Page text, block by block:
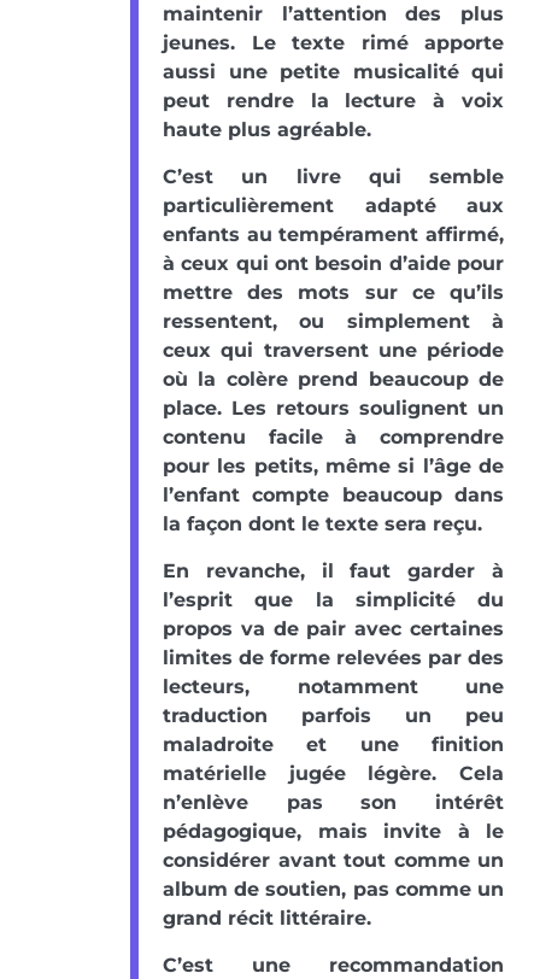
maintenir l’attention des plus
jeunes. Le texte rimé apporte
aussi une petite musicalité qui
peut rendre la lecture à voix
haute plus agréable.
C’est un livre qui semble
particulièrement adapté aux
enfants au tempérament affirmé,
à ceux qui ont besoin d’aide pour
mettre des mots sur ce qu’ils
ressentent, ou simplement à
ceux qui traversent une période
où la colère prend beaucoup de
place. Les retours soulignent un
contenu facile à comprendre
pour les petits, même si l’âge de
l’enfant compte beaucoup dans
la façon dont le texte sera reçu.
En revanche, il faut garder à
l’esprit que la simplicité du
propos va de pair avec certaines
limites de forme relevées par des
lecteurs, notamment une
traduction parfois un peu
maladroite et une finition
matérielle jugée légère. Cela
n’enlève pas son intérêt
pédagogique, mais invite à le
considérer avant tout comme un
album de soutien, pas comme un
grand récit littéraire.
C’est une recommandation